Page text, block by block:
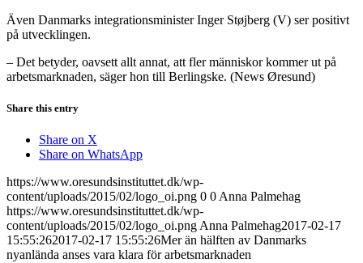
Även Danmarks integrationsminister Inger Støjberg (V) ser positivt
på utvecklingen.
– Det betyder, oavsett allt annat, att fler människor kommer ut på
arbetsmarknaden, säger hon till Berlingske. (News Øresund)
Share this entry
Share on X
Share on WhatsApp
https://www.oresundsinstituttet.dk/wp-
content/uploads/2015/02/logo_oi.png 0 0 Anna Palmehag
https://www.oresundsinstituttet.dk/wp-
content/uploads/2015/02/logo_oi.png Anna Palmehag2017-02-17
15:55:262017-02-17 15:55:26Mer än hälften av Danmarks
nyanlända anses vara klara för arbetsmarknaden